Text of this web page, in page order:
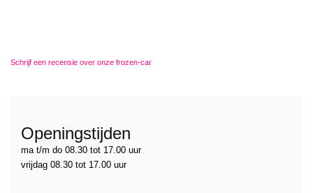
Schrijf een recensie over onze frozen-car
Openingstijden
ma t/m do 08.30 tot 17.00 uur
vrijdag 08.30 tot 17.00 uur